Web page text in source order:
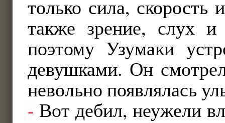
только сила, скорость
также зрение, слух и
поэтому Узумаки
девушками. Он
невольно появлялась
- Вот дебил, неужели